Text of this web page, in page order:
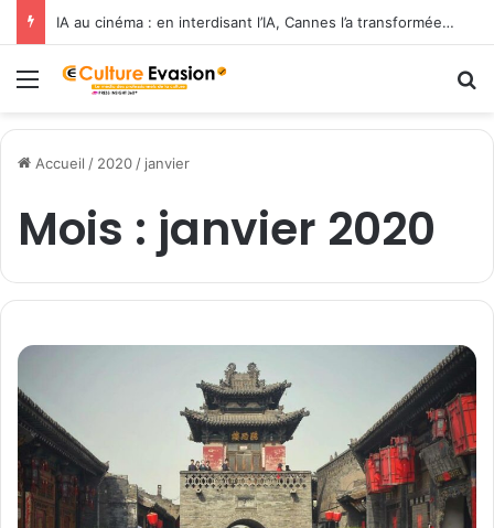
IA au cinéma : en interdisant l’IA, Cannes l’a transformée en label de luxe
Menu
Accueil / 2020 / janvier
Mois : janvier 2020